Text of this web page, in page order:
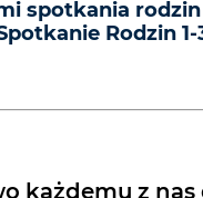
spotkania
Rodzin 1-
każdemu z